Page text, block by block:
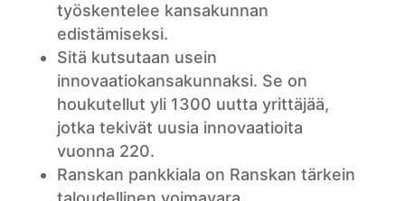
työskentelee kansakunnan
edistämiseksi.
Sitä kutsutaan usein
innovaatiokansakunnaksi. Se on
houkutellut yli 1300 uutta yrittäjää,
jotka tekivät uusia innovaatioita
vuonna 220.
Ranskan pankkiala on Ranskan tärkein